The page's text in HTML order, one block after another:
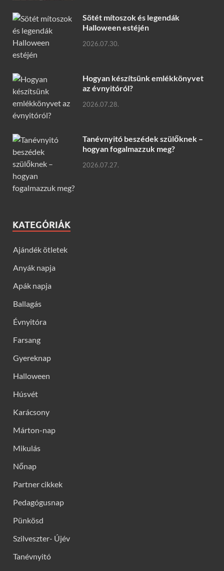
Sötét mítoszok és legendák
Halloween estéjén
2026.07.30.
Hogyan készítsünk emlékkönyvet
az évnyitóról?
2026.07.28.
Tanévnyitó beszédek szülőknek –
hogyan fogalmazzuk meg?
2026.07.27.
KATEGÓRIÁK
Ajándék ötletek
Anyák napja
Apák napja
Ballagás
Évnyitóra
Farsang
Gyereknap
Halloween
Húsvét
Karácsony
Márton-nap
Mikulás
Nőnap
Partner cikkek
Pedagógusnap
Pünkösd
Szilveszter- Újév
Tanévnyitó